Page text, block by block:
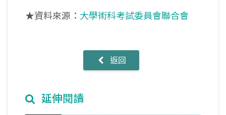
★資料來源： 大學術科考試委員會聯合會
返回
延伸閱讀